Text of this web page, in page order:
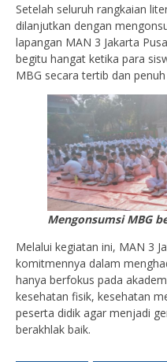
Setelah seluruh rangkaian
dilanjutkan dengan
lapangan MAN 3 Jakarta
begitu hangat ketika para
MBG secara tertib dan
Mengonsumsi MBG
Melalui kegiatan ini, MAN 3
komitmennya dalam
hanya berfokus pada
kesehatan fisik, kesehatan
peserta didik agar menjadi
berakhlak baik.